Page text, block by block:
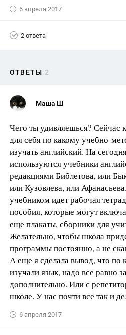
6 апреля 2017
2 ответа
ОТВЕТЫ 2
Маша Ш
Чего ты удивляешься? Сейчас
для себя по какому учебно-
изучать английский. На
используются учебники
редакциями Библетова, или
или Кузовлева, или
учебником идет рабочая
пособия, которые могут
еще плакаты, сборники для
Желательно, чтобы школа
программы постоянно, а не
А еще я сделала вывод, что по
изучали язык, надо все равно
дополнительно. Или с
школе. У нас почти все так и
6 апреля 2017